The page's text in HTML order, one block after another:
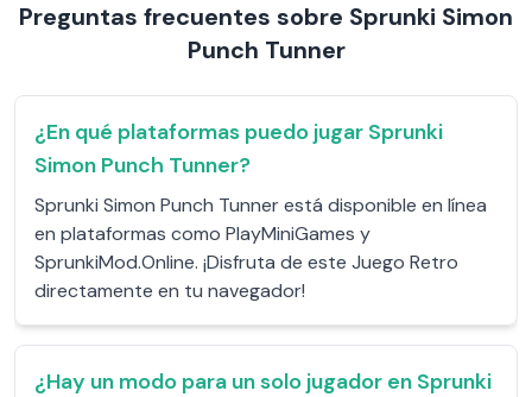
Preguntas frecuentes sobre Sprunki Simon
Punch Tunner
¿En qué plataformas puedo jugar Sprunki
Simon Punch Tunner?
Sprunki Simon Punch Tunner está disponible en línea
en plataformas como PlayMiniGames y
SprunkiMod.Online. ¡Disfruta de este Juego Retro
directamente en tu navegador!
¿Hay un modo para un solo jugador en Sprunki